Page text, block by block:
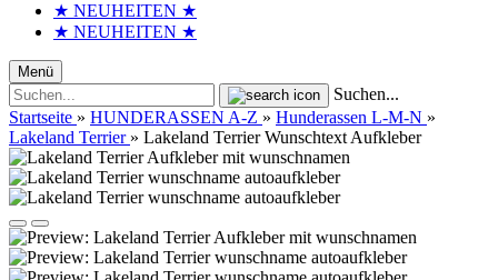
★ NEUHEITEN ★
★ NEUHEITEN ★
Menü
Suchen...
Startseite » HUNDERASSEN A-Z » Hunderassen L-M-N »
Lakeland Terrier » Lakeland Terrier Wunschtext Aufkleber